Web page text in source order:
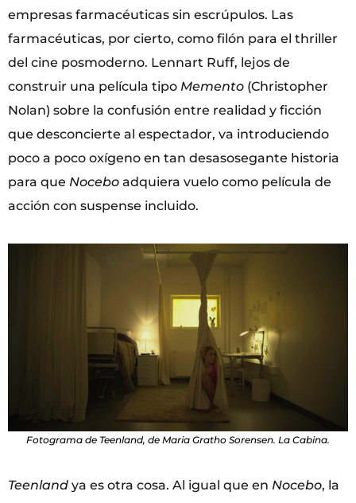
empresas farmacéuticas sin escrúpulos. Las
farmacéuticas, por cierto, como filón para el thriller
del cine posmoderno. Lennart Ruff, lejos de
construir una película tipo Memento (Christopher
Nolan) sobre la confusión entre realidad y ficción
que desconcierte al espectador, va introduciendo
poco a poco oxígeno en tan desasosegante historia
para que Nocebo adquiera vuelo como película de
acción con suspense incluido.
Fotograma de Teenland, de Maria Gratho Sorensen. La Cabina.
Teenland ya es otra cosa. Al igual que en Nocebo, la